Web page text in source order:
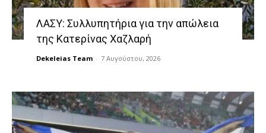
ΛΑΣΥ: Συλλυπητήρια για την απώλεια
της Κατερίνας Χαζλαρή
Dekeleias Team - 7 Αυγούστου, 2026